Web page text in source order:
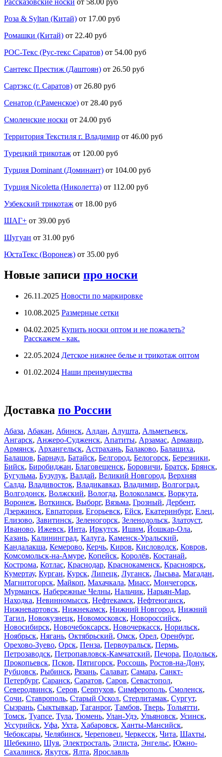
Роза & Syltan (Китай) от 17.00 руб
Ромашки (Китай) от 22.40 руб
РОС-Текс (Рус-текс Саратов) от 54.00 руб
Сантекс Престиж (Даштоян) от 26.50 руб
Сартэкс (г. Саратов) от 26.80 руб
Сенатор (г.Раменское) от 28.40 руб
Смоленские носки от 24.00 руб
Территория Текстиля г. Владимир от 46.00 руб
Турецкий трикотаж от 120.00 руб
Турция Dominant (Доминант) от 104.00 руб
Турция Nicoletta (Николетта) от 112.00 руб
Узбекский трикотаж от 18.00 руб
ШАГ+ от 39.00 руб
Шугуан от 31.00 руб
ЮстаТекс (Воронеж) от 35.00 руб
Новые записи про носки
26.11.2025 Новости по маркировке
10.08.2025 Размерные сетки
04.02.2025 Купить носки оптом и не пожалеть?
Расскажем - как.
22.05.2024 Детское нижнее белье и трикотаж оптом
01.02.2024 Наши преимущества
Доставка по России
Абаза, Абакан, Абинск, Алдан, Алушта, Альметьевск,
Ангарск, Анжеро-Судженск, Апатиты, Арзамас, Армавир,
Армянск, Архангельск, Астрахань, Балаково, Балашиха,
Балашов, Барнаул, Батайск, Белгород, Белогорск, Березники,
Бийск, Биробиджан, Благовещенск, Боровичи, Братск, Брянск,
Бугульма, Бузулук, Валдай, Великий Новгород, Верхняя
Салда, Владивосток, Владикавказ, Владимир, Волгоград,
Волгодонск, Волжский, Вологда, Волоколамск, Воркута,
Воронеж, Воткинск, Выборг, Вязьма, Грозный, Дербент,
Дзержинск, Евпатория, Егорьевск, Ейск, Екатеринбург, Елец,
Елизово, Завитинск, Зеленогорск, Зеленодольск, Златоуст,
Иваново, Ижевск, Инта, Иркутск, Ишим, Йошкар-Ола,
Казань, Калининград, Калуга, Каменск-Уральский,
Кандалакша, Кемерово, Керчь, Киров, Кисловодск, Ковров,
Комсомольск-на-Амуре, Копейск, Королёв, Костанай,
Кострома, Котлас, Краснодар, Краснокаменск, Красноярск,
Кумертау, Курган, Курск, Липецк, Луганск, Лысьва, Магадан,
Магнитогорск, Майкоп, Махачкала, Миасс, Мончегорск,
Мурманск, Набережные Челны, Нальчик, Нарьян-Мар,
Находка, Невинномысск, Нефтекамск, Нефтеюганск,
Нижневартовск, Нижнекамск, Нижний Новгород, Нижний
Тагил, Новокузнецк, Новомосковск, Новороссийск,
Новосибирск, Новочебоксарск, Новочеркасск, Норильск,
Ноябрьск, Нягань, Октябрьский, Омск, Орел, Оренбург,
Орехово-Зуево, Орск, Пенза, Первоуральск, Пермь,
Петрозаводск, Петропавловск-Камчатский, Печора, Подольск,
Прокопьевск, Псков, Пятигорск, Россошь, Ростов-на-Дону,
Рубцовск, Рыбинск, Рязань, Салават, Самара, Санкт-
Петербург, Саранск, Саратов, Саров, Севастопол,
Северодвинск, Серов, Серпухов, Симферополь, Смоленск,
Сочи, Ставрополь, Старый Оскол, Стерлитамак, Сургут,
Сызрань, Сыктывкар, Таганрог, Тамбов, Тверь, Тольятти,
Томск, Туапсе, Тула, Тюмень, Улан-Удэ, Ульяновск, Усинск,
Уссурийск, Уфа, Ухта, Хабаровск, Ханты-Мансийск,
Чебоксары, Челябинск, Череповец, Черкесск, Чита, Шахты,
Шебекино, Шуя, Электросталь, Элиста, Энгельс, Южно-
Сахалинск, Якутск, Ялта, Ярославль